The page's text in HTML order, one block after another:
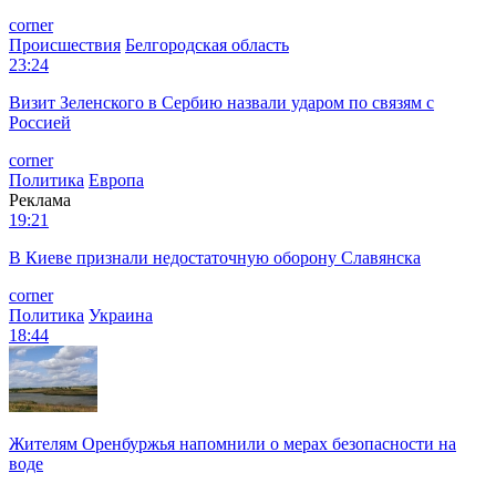
corner
Происшествия Белгородская область
23:24
Визит Зеленского в Сербию назвали ударом по связям с
Россией
corner
Политика Европа
Реклама
19:21
В Киеве признали недостаточную оборону Славянска
corner
Политика Украина
18:44
Жителям Оренбуржья напомнили о мерах безопасности на
воде